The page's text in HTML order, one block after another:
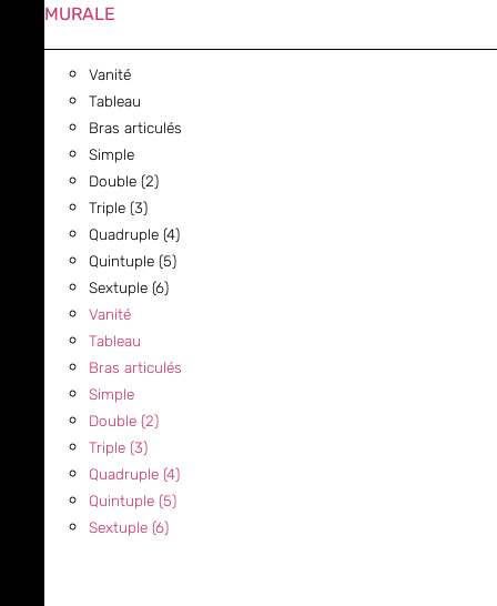
MURALE
Vanité
Tableau
Bras articulés
Simple
Double (2)
Triple (3)
Quadruple (4)
Quintuple (5)
Sextuple (6)
Vanité
Tableau
Bras articulés
Simple
Double (2)
Triple (3)
Quadruple (4)
Quintuple (5)
Sextuple (6)